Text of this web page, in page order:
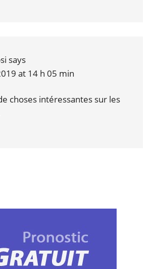
says
at 14 h 05 min
choses intéressantes sur les